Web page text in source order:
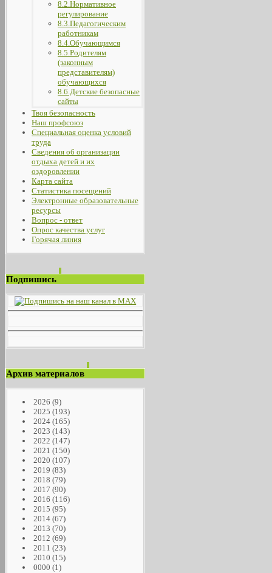
8.2.Нормативное
регулирование
8.3.Педагогическим
работникам
8.4.Обучающимся
8.5.Родителям
(законным
представителям)
обучающихся
8.6.Детские безопасные
сайты
Твоя безопасность
Наш профсоюз
Специальная оценка условий
труда
Сведения об организации
отдыха детей и их
оздоровлении
Карта сайта
Статистика посещений
Электронные образовательные
ресурсы
Вопрос - ответ
Опрос качества услуг
Горячая линия
Подпишись
Архив материалов
2026 (9)
2025 (193)
2024 (165)
2023 (143)
2022 (147)
2021 (150)
2020 (107)
2019 (83)
2018 (79)
2017 (90)
2016 (116)
2015 (95)
2014 (67)
2013 (70)
2012 (69)
2011 (23)
2010 (15)
0000 (1)